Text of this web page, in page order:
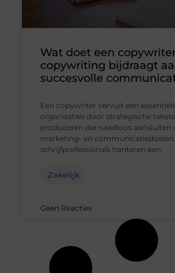
Wat doet een
copywriting bijdraagt
succesvolle
Een copywriter vervult een
organisaties door strategische
produceren die naadloos aansluiten
marketing- en
schrijfprofessionals hanteren een
Zakelijk
Geen Reacties